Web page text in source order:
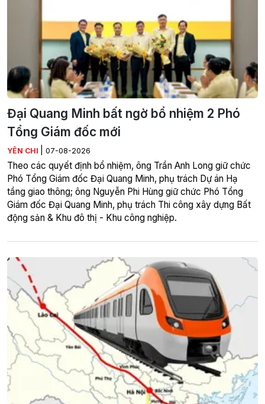
Đại Quang Minh bất ngờ bổ nhiệm 2 Phó
Tổng Giám đốc mới
YÊN CHI 07-08-2026
Theo các quyết định bổ nhiệm, ông Trần Anh Long giữ chức
Phó Tổng Giám đốc Đại Quang Minh, phụ trách Dự án Hạ
tầng giao thông; ông Nguyễn Phi Hùng giữ chức Phó Tổng
Giám đốc Đại Quang Minh, phụ trách Thi công xây dựng Bất
động sản & Khu đô thị - Khu công nghiệp.